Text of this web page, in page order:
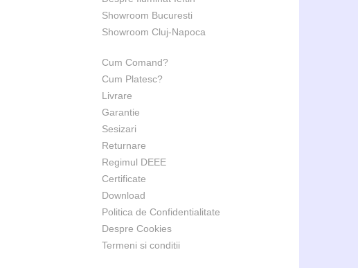
Showroom Bucuresti
Showroom Cluj-Napoca
Cum Comand?
Cum Platesc?
Livrare
Garantie
Sesizari
Returnare
Regimul DEEE
Certificate
Download
Politica de Confidentialitate
Despre Cookies
Termeni si conditii